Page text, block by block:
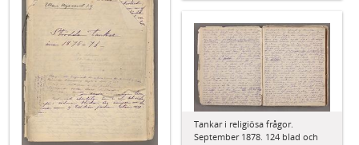
Tankar i religiösa frågor.
September 1878. 124 blad och